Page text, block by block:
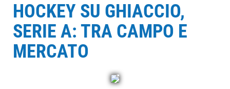
HOCKEY SU GHIACCIO,
SERIE A: TRA CAMPO E
MERCATO